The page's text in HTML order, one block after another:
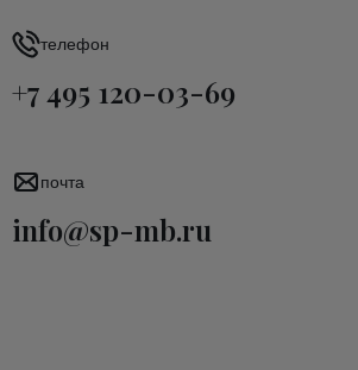
телефон
+7 495 120-03-69
почта
info@sp-mb.ru